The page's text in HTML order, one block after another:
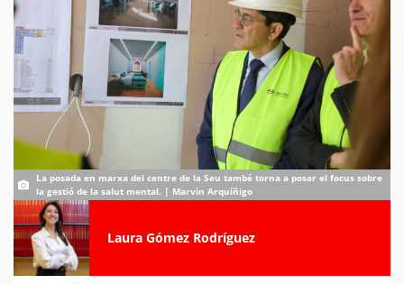
La posada en marxa del centre de la Seu també torna a posar el focus sobre
la gestió de la salut mental. | Marvin Arquíñigo
Laura Gómez Rodríguez